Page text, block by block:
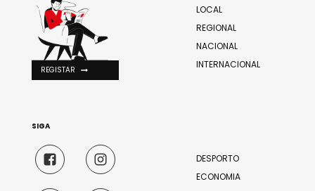
LOCAL
REGIONAL
NACIONAL
INTERNACIONAL
DESPORTO
ECONOMIA
REGISTAR
SIGA